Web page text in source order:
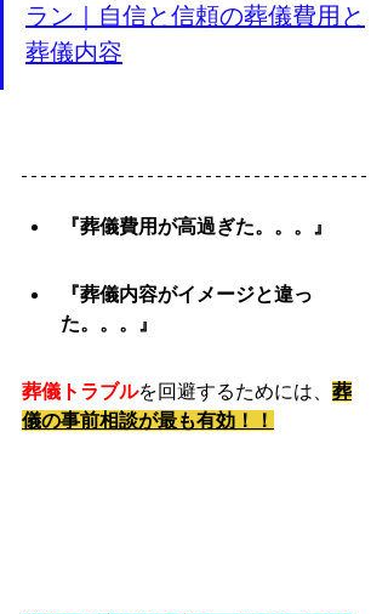
ラン｜自信と信頼の葬儀費用と
葬儀内容
『葬儀費用が高過ぎた。。。』
『葬儀内容がイメージと違っ
た。。。』
葬儀トラブルを回避するためには、 葬
儀の事前相談が最も有効！！